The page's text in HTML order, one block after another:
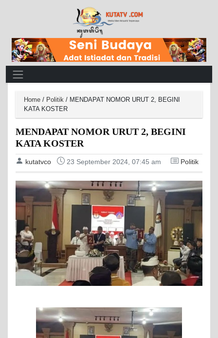
Main Navigation
Home / Politik / MENDAPAT NOMOR URUT 2, BEGINI
KATA KOSTER
MENDAPAT NOMOR URUT 2, BEGINI
KATA KOSTER
kutatvco 23 September 2024, 07:45 am Politik